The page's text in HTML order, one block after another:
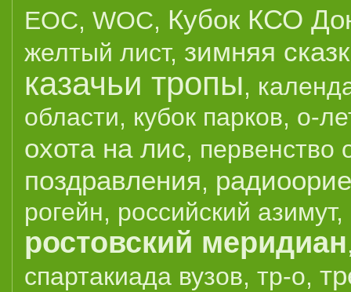
EOC, WOC, Кубок КСО
желтый лист, зимняя
казачьи тропы,
области, кубок парков, о-
охота на лис, первенство
поздравления,
рогейн, российский азимут,
ростовский меридиан
спартакиада вузов, тр-о,